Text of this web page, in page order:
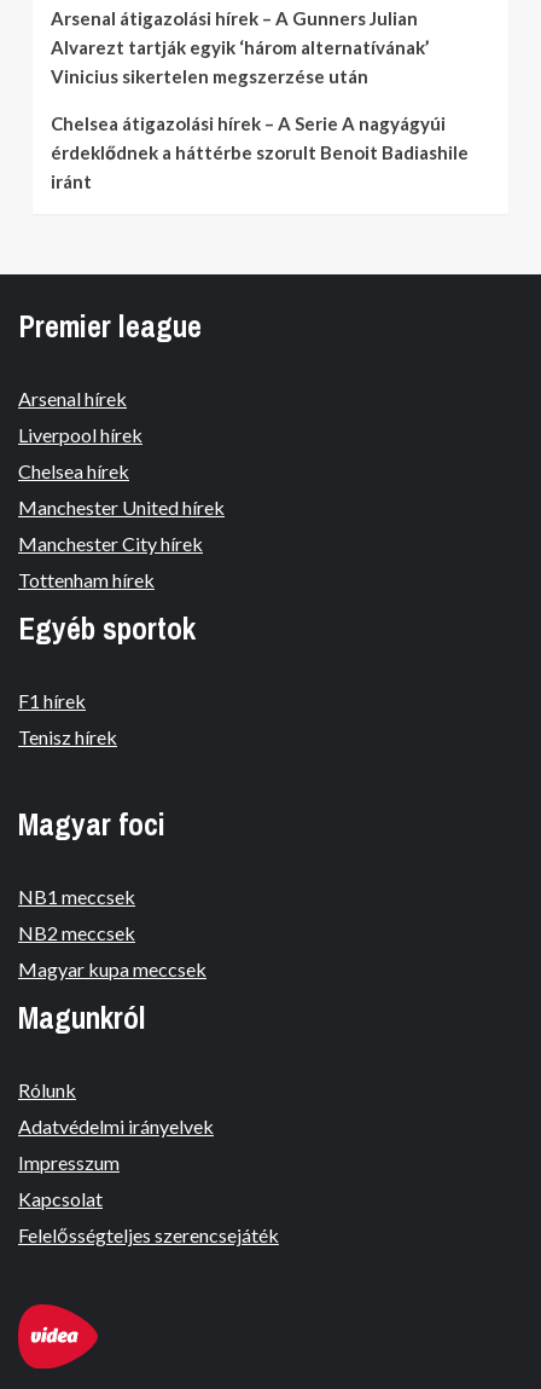
Arsenal átigazolási hírek – A Gunners Julian
Alvarezt tartják egyik ‘három alternatívának’
Vinicius sikertelen megszerzése után
Chelsea átigazolási hírek – A Serie A nagyágyúi
érdeklődnek a háttérbe szorult Benoit Badiashile
iránt
Premier league
Arsenal hírek
Liverpool hírek
Chelsea hírek
Manchester United hírek
Manchester City hírek
Tottenham hírek
Egyéb sportok
F1 hírek
Tenisz hírek
Magyar foci
NB1 meccsek
NB2 meccsek
Magyar kupa meccsek
Magunkról
Rólunk
Adatvédelmi irányelvek
Impresszum
Kapcsolat
Felelősségteljes szerencsejáték